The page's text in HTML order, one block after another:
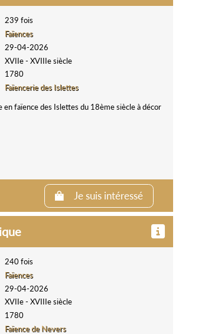
239 fois
Faïences
29-04-2026
XVIIe - XVIIIe siècle
1780
Faïencerie des Islettes
en faïence des Islettes du 18ème siècle à décor
Je suis intéressé
240 fois
Faïences
29-04-2026
XVIIe - XVIIIe siècle
1780
Faïence de Nevers